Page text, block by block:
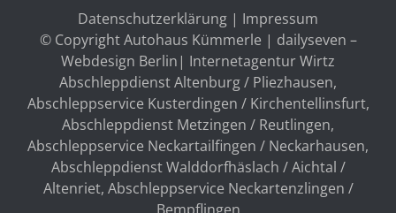
Datenschutzerklärung | Impressum
© Copyright Autohaus Kümmerle | dailyseven –
Webdesign Berlin | Internetagentur Wirtz
Abschleppdienst Altenburg / Pliezhausen,
Abschleppservice Kusterdingen / Kirchentellinsfurt,
Abschleppdienst Metzingen / Reutlingen,
Abschleppservice Neckartailfingen / Neckarhausen,
Abschleppdienst Walddorfhäslach / Aichtal /
Altenriet, Abschleppservice Neckartenzlingen /